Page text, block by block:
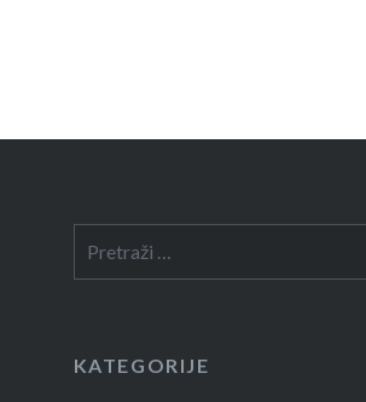
KATEGORIJE